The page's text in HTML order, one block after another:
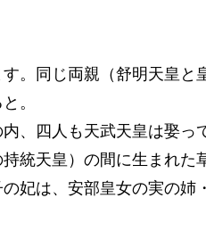
。同じ両親（舒明天皇と
。
、四人も天武天皇は娶っ
統天皇）の間に生まれた
妃は、安部皇女の実の姉